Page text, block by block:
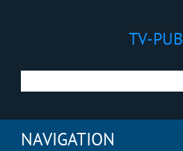
TV-PUB
NAVIGATION